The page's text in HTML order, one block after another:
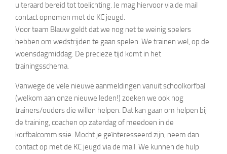
uiteraard bereid tot toelichting. Je mag hiervoor via de mail
contact opnemen met de KC jeugd.
Voor team Blauw geldt dat we nog net te weinig spelers
hebben om wedstrijden te gaan spelen. We trainen wel, op de
woensdagmiddag. De precieze tijd komt in het
trainingsschema.
Vanwege de vele nieuwe aanmeldingen vanuit schoolkorfbal
(welkom aan onze nieuwe leden!) zoeken we ook nog
trainers/ouders die willen helpen. Dat kan gaan om helpen bij
de training, coachen op zaterdag of meedoen in de
korfbalcommissie. Mocht je geïnteresseerd zijn, neem dan
contact op met de KC jeugd via de mail. We kunnen de hulp